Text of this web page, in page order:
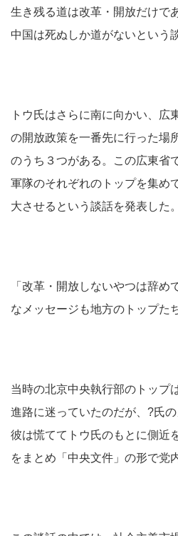
生き残る道は改革・開放だけで
中国は死ぬしか道がないという
トウ氏はさらに南に向かい、広
の開放政策を一番先に行った場
のうち３つがある。この広東省
軍隊のそれぞれのトップを集め
大させるという談話を発表した。
「改革・開放しないやつは辞め
なメッセージも地方のトップた
当時の北京中央執行部のトップ
進路に迷っていたのだが、?氏の
彼は慌ててトウ氏のもとに側近
をまとめ「中央文件」の形で党